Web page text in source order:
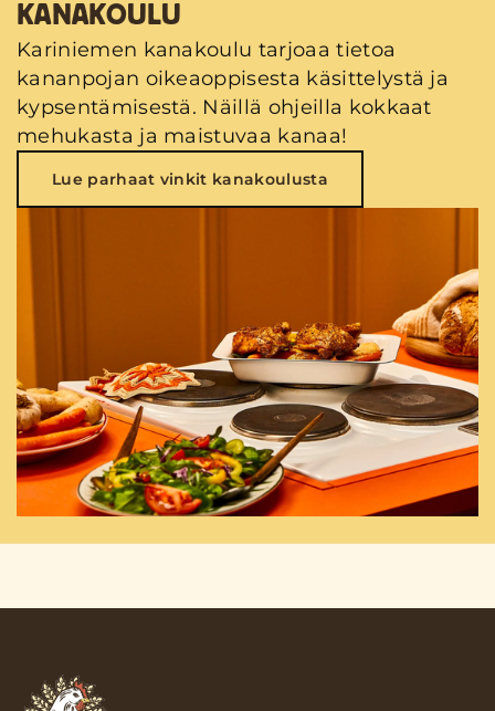
KANAKOULU
Kariniemen kanakoulu tarjoaa tietoa
kananpojan oikeaoppisesta käsittelystä ja
kypsentämisestä. Näillä ohjeilla kokkaat
mehukasta ja maistuvaa kanaa!
Lue parhaat vinkit kanakoulusta